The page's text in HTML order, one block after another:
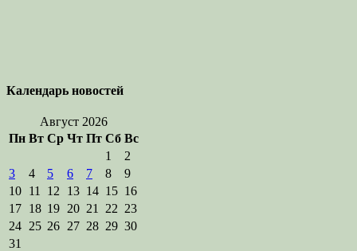
Календарь новостей
Август 2026
Пн Вт Ср Чт Пт Сб Вс
1
2
3
4 5 6 7 8
9
10 11 12 13 14 15 16
17 18 19 20 21 22 23
24 25 26 27 28 29 30
31